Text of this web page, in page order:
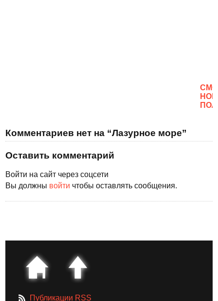
Комментариев нет на “Лазурное море”
Оставить комментарий
Войти на сайт через соцсети
Вы должны войти чтобы оставлять сообщения.
Публикации RSS